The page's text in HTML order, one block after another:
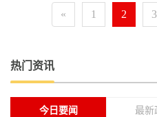
« 1 2 3
热门资讯
今日要闻 最新